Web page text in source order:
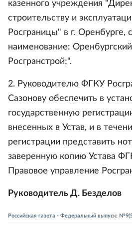
казенного учреждения
строительству и
Росграницы" в г. Оренбурге,
наименование:
Росгранстрой;".
2. Руководителю ФГКУ
Сазонову обеспечить в
государственную
внесенных в Устав, и в
регистрации представить
заверенную копию Устава
Правовое управление
Руководитель Д. Безделов
Российская газета - Федеральный выпуск: